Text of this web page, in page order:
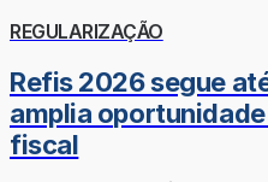
REGULARIZAÇÃO
Refis 2026 segue
amplia
fiscal